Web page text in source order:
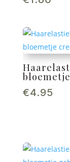
€4.95